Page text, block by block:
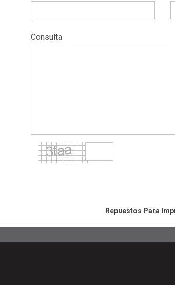
Consulta
Repuestos Para